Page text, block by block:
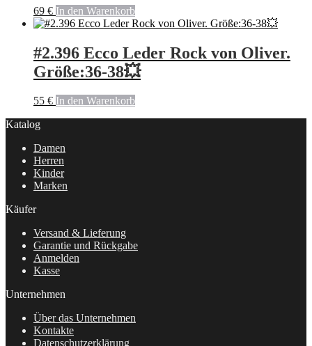
69 € In den Warenkorb
#2.396 Ecco Leder Rock von Oliver.
Größe:36-38💥
55 € In den Warenkorb
Katalog
Damen
Herren
Kinder
Marken
Käufer
Versand & Lieferung
Garantie und Rückgabe
Anmelden
Kasse
Unternehmen
Über das Unternehmen
Kontakte
Datenschutzerklärung